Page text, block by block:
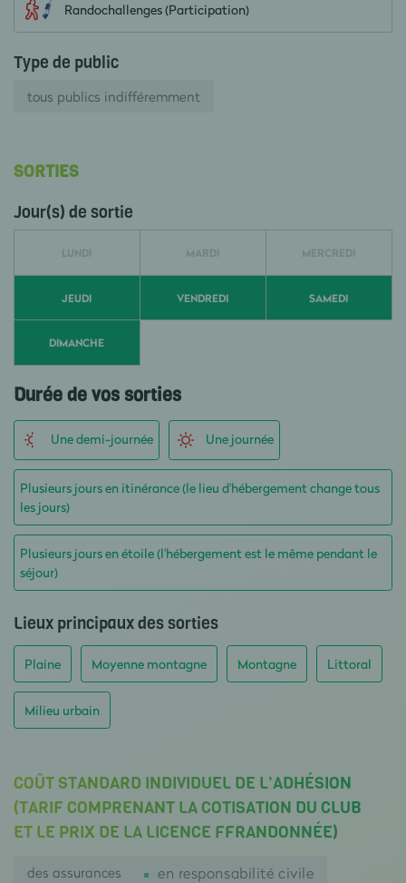
Randochallenges (Participation)
Type de public
tous publics indifféremment
SORTIES
Jour(s) de sortie
LUNDI MARDI MERCREDI
JEUDI VENDREDI SAMEDI
DIMANCHE
Durée de vos sorties
Une demi-journée Une journée
Plusieurs jours en itinérance (le lieu d'hébergement change tous
les jours)
Plusieurs jours en étoile (l'hébergement est le même pendant le
séjour)
Lieux principaux des sorties
Plaine Moyenne montagne Montagne Littoral
Milieu urbain
COÛT STANDARD INDIVIDUEL DE L'ADHÉSION
(TARIF COMPRENANT LA COTISATION DU CLUB
ET LE PRIX DE LA LICENCE FFRANDONNÉE)
des assurances
en responsabilité civile